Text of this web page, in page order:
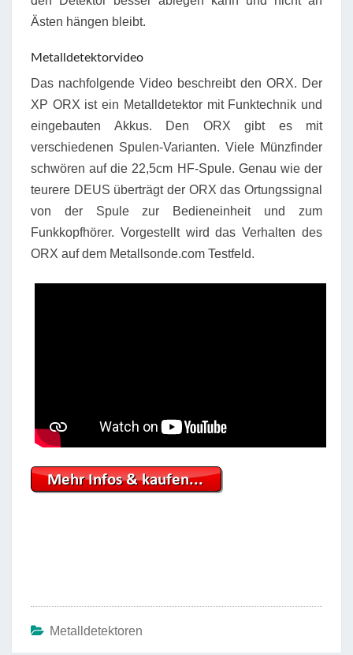
Ästen hängen bleibt.
Metalldetektorvideo
Das nachfolgende Video beschreibt den ORX. Der
XP ORX ist ein Metalldetektor mit Funktechnik und
eingebauten Akkus. Den ORX gibt es mit
verschiedenen Spulen-Varianten. Viele Münzfinder
schwören auf die 22,5cm HF-Spule. Genau wie der
teurere DEUS überträgt der ORX das Ortungssignal
von der Spule zur Bedieneinheit und zum
Funkkopfhörer. Vorgestellt wird das Verhalten des
ORX auf dem Metallsonde.com Testfeld.
Metalldetektoren